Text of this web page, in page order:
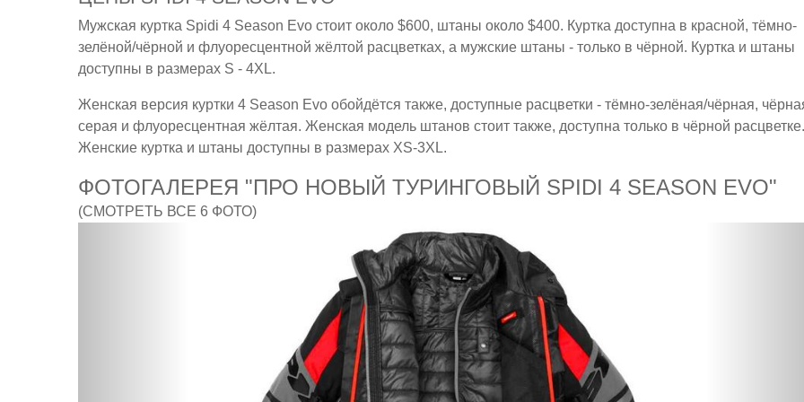
Мужская куртка Spidi 4 Season Evo стоит около $600, штаны около $400. Куртка доступна в красной, тёмно-
зелёной/чёрной и флуоресцентной жёлтой расцветках, а мужские штаны - только в чёрной. Куртка и штаны
доступны в размерах S - 4XL.
Женская версия куртки 4 Season Evo обойдётся также, доступные расцветки - тёмно-зелёная/чёрная,
серая и флуоресцентная жёлтая. Женская модель штанов стоит также, доступна только в чёрной расцветке.
Женские куртка и штаны доступны в размерах XS-3XL.
ФОТОГАЛЕРЕЯ "ПРО НОВЫЙ ТУРИНГОВЫЙ SPIDI 4 SEASON EVO"
(СМОТРЕТЬ ВСЕ 6 ФОТО)